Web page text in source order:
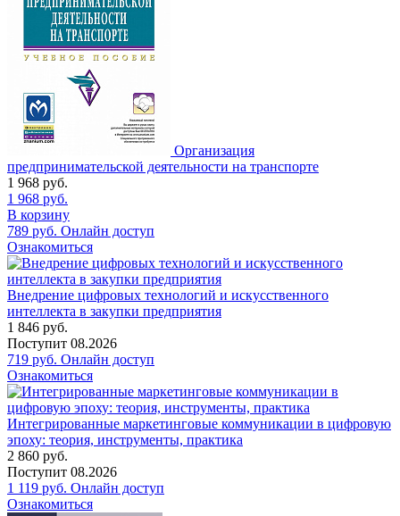
Организация
предпринимательской деятельности на транспорте
1 968 руб.
1 968 руб.
В корзину
789 руб. Онлайн доступ
Ознакомиться
Внедрение цифровых технологий и искусственного
интеллекта в закупки предприятия
1 846 руб.
Поступит 08.2026
719 руб. Онлайн доступ
Ознакомиться
Интегрированные маркетинговые коммуникации в цифровую
эпоху: теория, инструменты, практика
2 860 руб.
Поступит 08.2026
1 119 руб. Онлайн доступ
Ознакомиться